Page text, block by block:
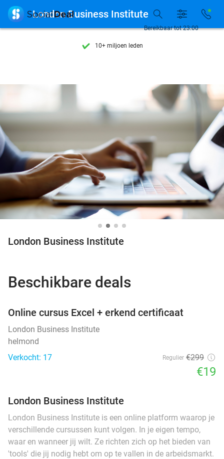
7 dagen per week beschikbaar
10+ miljoen leden
7 dagen per week beschikbaar
10+ miljoen leden
Bereikbaar tot 23:00
 London Business Institute
London Business Institute
Beschikbare deals
Online cursus Excel + erkend certificaat
London Business Institute
helmond
Verkocht: 17
Regulier €299
€19
London Business Institute
London Business Institute is een online platform waarop je
verschillende cursussen kunt volgen. In je eigen tempo,
waar en wanneer jij wilt. Ze richten zich op het bieden van
'tools' die jij nodig hebt om op te vallen in de arbeidsmarkt.